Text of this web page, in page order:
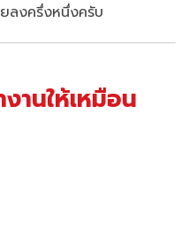
ลงครึ่งหนึ่งครับ
านให้เหมือน